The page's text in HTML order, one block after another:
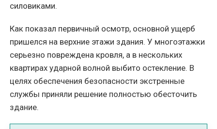
силовиками.
Как показал первичный осмотр, основной ущерб
пришелся на верхние этажи здания. У многоэтажки
серьезно повреждена кровля, а в нескольких
квартирах ударной волной выбито остекление. В
целях обеспечения безопасности экстренные
службы приняли решение полностью обесточить
здание.